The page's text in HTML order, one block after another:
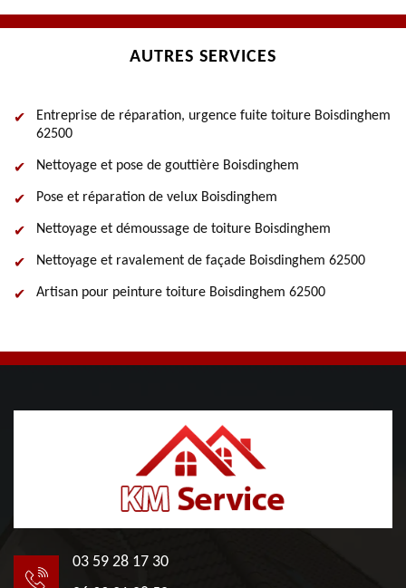
AUTRES SERVICES
Entreprise de réparation, urgence fuite toiture Boisdinghem
62500
Nettoyage et pose de gouttière Boisdinghem
Pose et réparation de velux Boisdinghem
Nettoyage et démoussage de toiture Boisdinghem
Nettoyage et ravalement de façade Boisdinghem 62500
Artisan pour peinture toiture Boisdinghem 62500
03 59 28 17 30